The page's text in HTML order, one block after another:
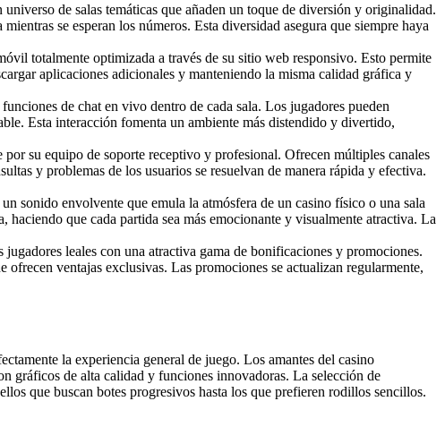
de salas temáticas que añaden un toque de diversión y originalidad.
se esperan los números. Esta diversidad asegura que siempre haya
totalmente optimizada a través de su sitio web responsivo. Esto permite
aplicaciones adicionales y manteniendo la misma calidad gráfica y
de chat en vivo dentro de cada sala. Los jugadores pueden
Esta interacción fomenta un ambiente más distendido y divertido,
su equipo de soporte receptivo y profesional. Ofrecen múltiples canales
y problemas de los usuarios se resuelvan de manera rápida y efectiva.
sonido envolvente que emula la atmósfera de un casino físico o una sala
que cada partida sea más emocionante y visualmente atractiva. La
leales con una atractiva gama de bonificaciones y promociones.
ventajas exclusivas. Las promociones se actualizan regularmente,
la experiencia general de juego. Los amantes del casino
gráficos de alta calidad y funciones innovadoras. La selección de
que buscan botes progresivos hasta los que prefieren rodillos sencillos.